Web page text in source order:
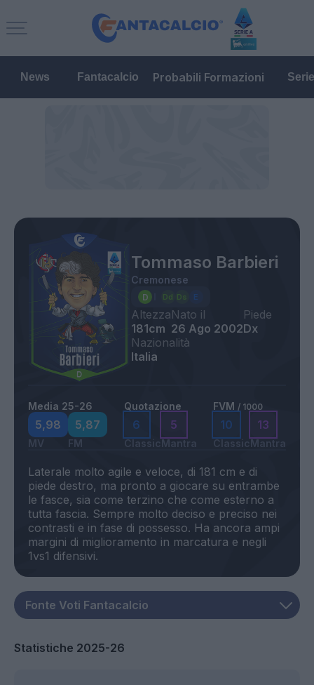
News Fantacalcio Probabili Formazioni
Tommaso Barbieri
Cremonese
Altezza
181cm
Nato il
26 Ago 2002
Piede
Dx
Nazionalità
Italia
Media 25-26
5,98
MV
5,87
FM
Quotazione
6
Classic
5
Mantra
FVM / 1000
10
Classic
13
Mantra
Laterale molto agile e veloce, di 181 cm e di
piede destro, ma pronto a giocare su entrambe
le fasce, sia come terzino che come esterno a
tutta fascia. Sempre molto deciso e preciso nei
contrasti e in fase di possesso. Ha ancora ampi
margini di miglioramento in marcatura e negli
Statistiche 2025-26